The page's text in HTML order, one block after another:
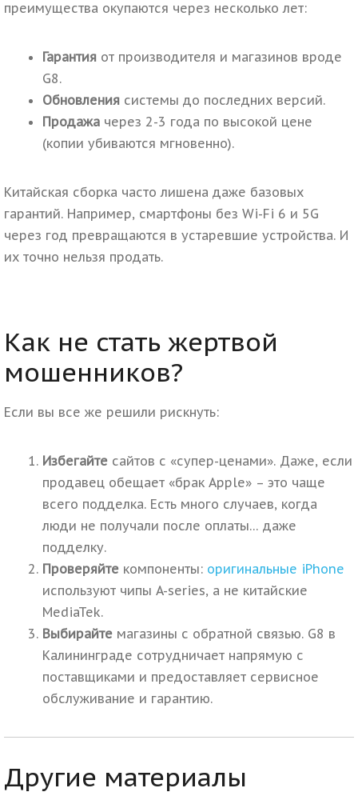
преимущества окупаются через несколько лет:
Гарантия от производителя и магазинов вроде
G8.
Обновления системы до последних версий.
Продажа через 2-3 года по высокой цене
(копии убиваются мгновенно).
Китайская сборка часто лишена даже базовых
гарантий. Например, смартфоны без Wi-Fi 6 и 5G
через год превращаются в устаревшие устройства. И
их точно нельзя продать.
Как не стать жертвой
мошенников?
Если вы все же решили рискнуть:
Избегайте сайтов с «супер-ценами». Даже, если
продавец обещает «брак Apple» – это чаще
всего подделка. Есть много случаев, когда
люди не получали после оплаты… даже
подделку.
Проверяйте компоненты: оригинальные iPhone
используют чипы A-series, а не китайские
MediaTek.
Выбирайте магазины с обратной связью. G8 в
Калининграде сотрудничает напрямую с
поставщиками и предоставляет сервисное
обслуживание и гарантию.
Другие материалы